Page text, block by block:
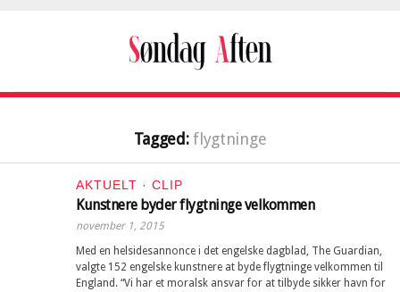
Tagged:flygtninge
AKTUELT · CLIP
Kunstnere byder flygtninge velkommen
november 1, 2015
Med en helsidesannonce i det engelske dagblad, The Guardian,
valgte 152 engelske kunstnere at byde flygtninge velkommen til
England. “Vi har et moralsk ansvar for at tilbyde sikker havn for